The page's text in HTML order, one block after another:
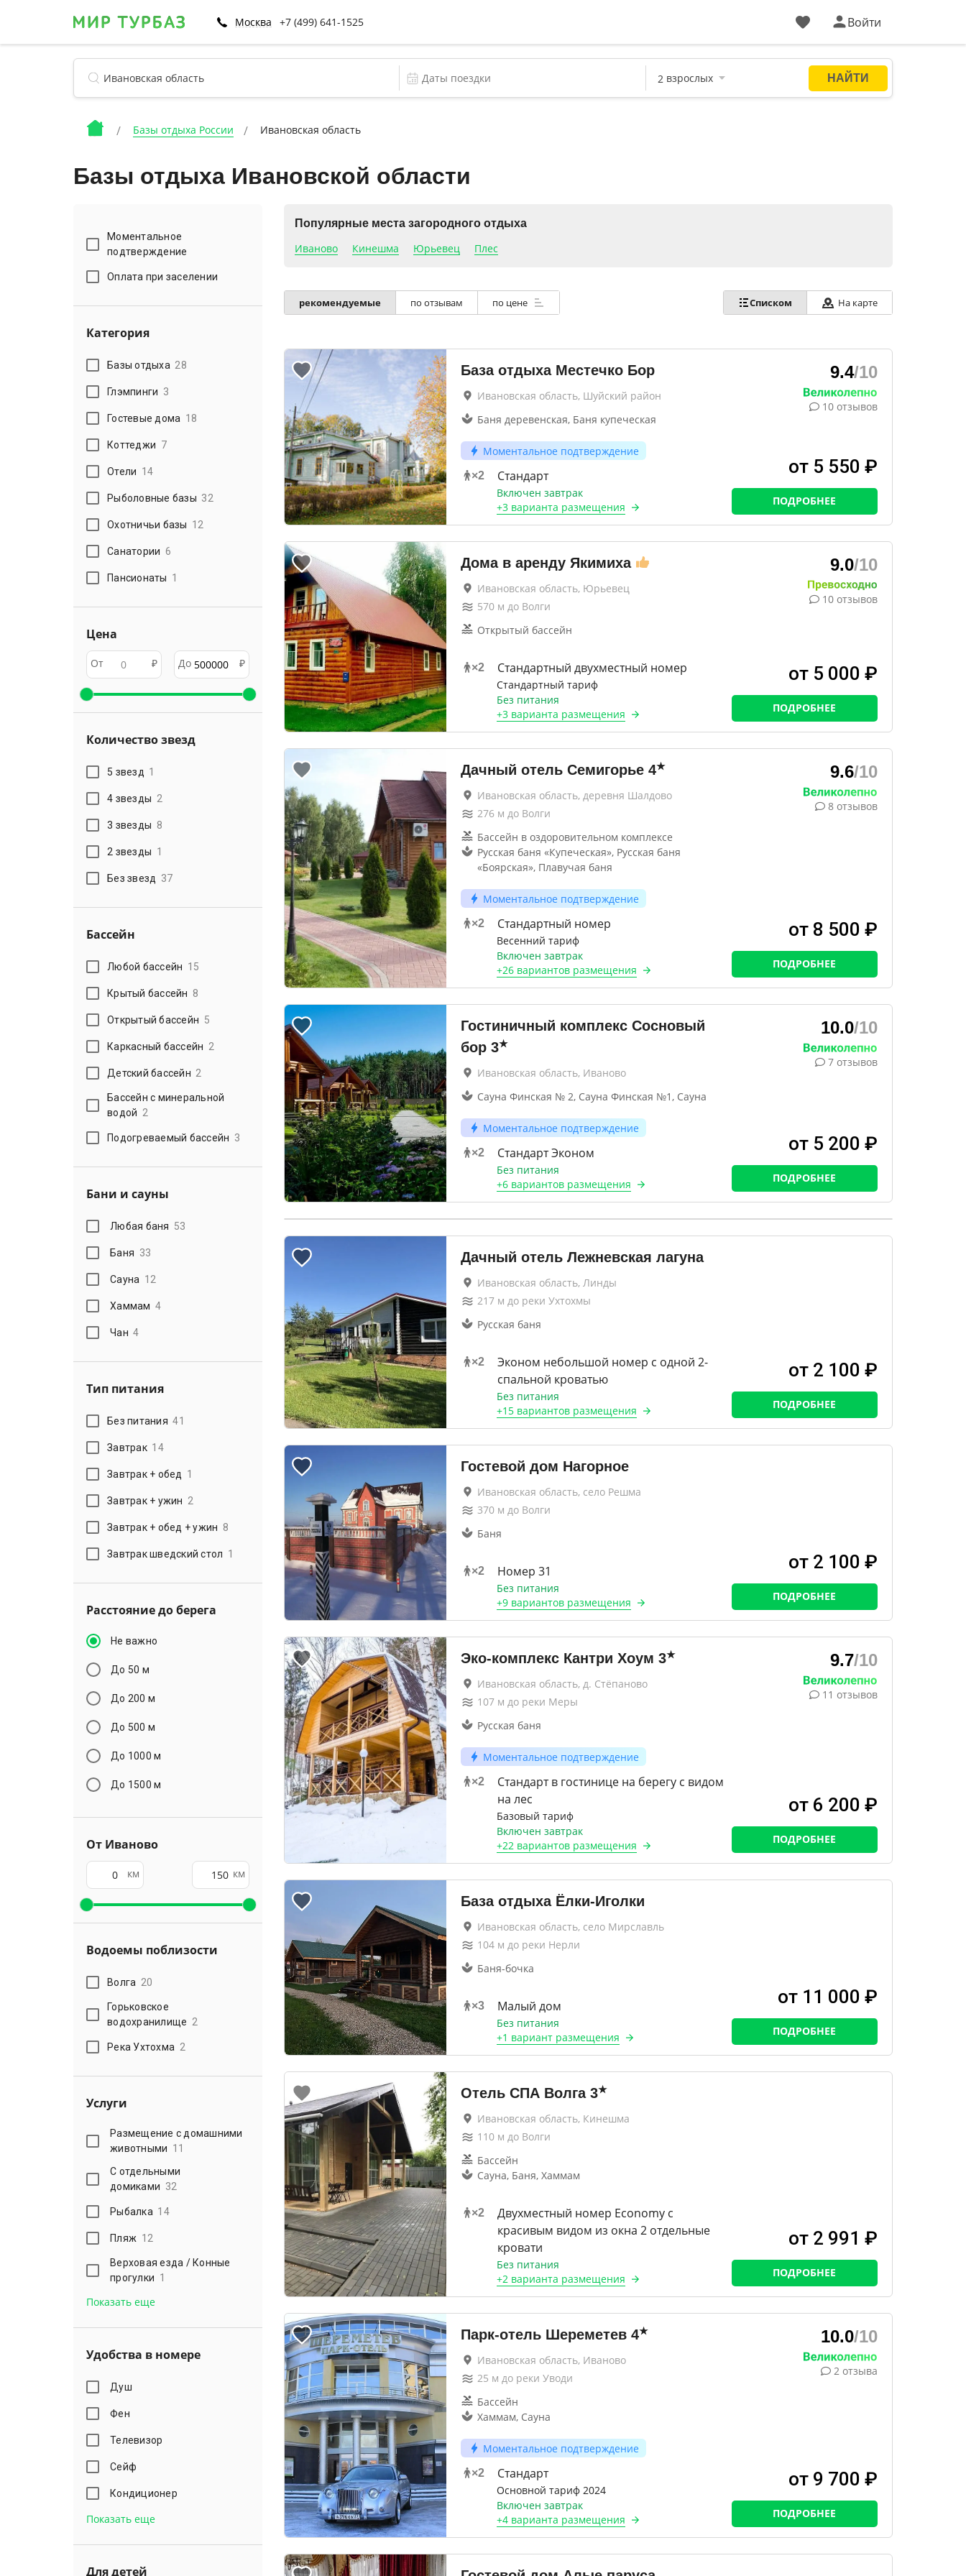
Москва +7 (499) 641-1525 Войти
Базы отдыха России Ивановская область
Базы отдыха Ивановской области
Моментальное
подтверждение
Оплата при заселении
Категория
Базы отдыха 28
Глэмпинги 3
Гостевые дома 18
Коттеджи 7
Отели 14
Рыболовные базы 32
Охотничьи базы 12
Санатории 6
Пансионаты 1
Цена
От ₽ До ₽
Количество звезд
5 звезд 1
4 звезды 2
3 звезды 8
2 звезды 1
Без звезд 37
Бассейн
Любой бассейн 15
Крытый бассейн 8
Открытый бассейн 5
Каркасный бассейн 2
Детский бассейн 2
Бассейн с минеральной
водой 2
Подогреваемый бассейн 3
Бани и сауны
Любая баня 53
Баня 33
Сауна 12
Хаммам 4
Чан 4
Тип питания
Без питания 41
Завтрак 14
Завтрак + обед 1
Завтрак + ужин 2
Завтрак + обед + ужин 8
Завтрак шведский стол 1
Расстояние до берега
Не важно
До 50 м
До 200 м
До 500 м
До 1000 м
До 1500 м
От Иваново
км км
Водоемы поблизости
Волга 20
Горьковское
водохранилище 2
Река Ухтохма 2
Услуги
Размещение с домашними
животными 11
С отдельными
домиками 32
Рыбалка 14
Пляж 12
Верховая езда / Конные
прогулки 1
Показать еще
Удобства в номере
Душ
Фен
Телевизор
Сейф
Кондиционер
Показать еще
Для детей
Популярные места загородного отдыха
Иваново Кинешма Юрьевец Плес
рекомендуемые по отзывам по цене Списком На карте
База отдыха Местечко Бор
Ивановская область, Шуйский район
Баня деревенская, Баня купеческая
Моментальное подтверждение
×2 Стандарт
Включен завтрак
+3 варианта размещения
9.4/10
10 отзывов
от 5 550 ₽
ПОДРОБНЕЕ
Дома в аренду Якимиха
Ивановская область, Юрьевец
570м до Волги
Открытый бассейн
×2 Стандартный двухместный номер
Стандартный тариф
Без питания
+3 варианта размещения
9.0/10
10 отзывов
от 5 000 ₽
ПОДРОБНЕЕ
Дачный отель Семигорье 4★
Ивановская область, деревня Шалдово
276м до Волги
Бассейн в оздоровительном комплексе
Русская баня «Купеческая», Русская баня
«Боярская», Плавучая баня
Моментальное подтверждение
×2 Стандартный номер
Весенний тариф
Включен завтрак
+26 вариантовразмещения
9.6/10
8 отзывов
от 8 500 ₽
ПОДРОБНЕЕ
Гостиничный комплекс Сосновый
бор 3★
Ивановская область, Иваново
Сауна Финская № 2, Сауна Финская №1, Сауна
Моментальное подтверждение
×2 Стандарт Эконом
Без питания
+6 вариантовразмещения
10.0/10
7 отзывов
от 5 200 ₽
ПОДРОБНЕЕ
Дачный отель Лежневская лагуна
Ивановская область, Линды
217м до реки Ухтохмы
Русская баня
×2
Эконом небольшой номер с одной 2-
спальной кроватью
Без питания
+15 вариантовразмещения
от 2 100 ₽
ПОДРОБНЕЕ
Гостевой дом Нагорное
Ивановская область, село Решма
370м до Волги
Баня
×2 Номер 31
Без питания
+9 вариантовразмещения
от 2 100 ₽
ПОДРОБНЕЕ
Эко-комплекс Кантри Хоум 3★
Ивановская область, д. Стёпаново
107м до реки Меры
Русская баня
Моментальное подтверждение
×2
Стандарт в гостинице на берегу с видом
на лес
Базовый тариф
Включен завтрак
+22 вариантовразмещения
9.7/10
11 отзывов
от 6 200 ₽
ПОДРОБНЕЕ
База отдыха Ёлки-Иголки
Ивановская область, село Мирславль
104м до реки Нерли
Баня-бочка
×3 Малый дом
Без питания
+1 вариантразмещения
от 11 000 ₽
ПОДРОБНЕЕ
Отель СПА Волга 3★
Ивановская область, Кинешма
110м до Волги
Бассейн
Сауна, Баня, Хаммам
×2
Двухместный номер Economy с
красивым видом из окна 2 отдельные
кровати
Без питания
+2 варианта размещения
от 2 991 ₽
ПОДРОБНЕЕ
Парк-отель Шереметев 4★
Ивановская область, Иваново
25 м до реки Уводи
Бассейн
Хаммам, Сауна
Моментальное подтверждение
×2 Стандарт
Основной тариф 2024
Включен завтрак
+4 варианта размещения
10.0/10
2 отзыва
от 9 700 ₽
ПОДРОБНЕЕ